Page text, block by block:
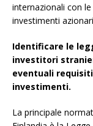
internazionali con
investimenti
Identificare le
investitori
eventuali
investimenti.
La principale